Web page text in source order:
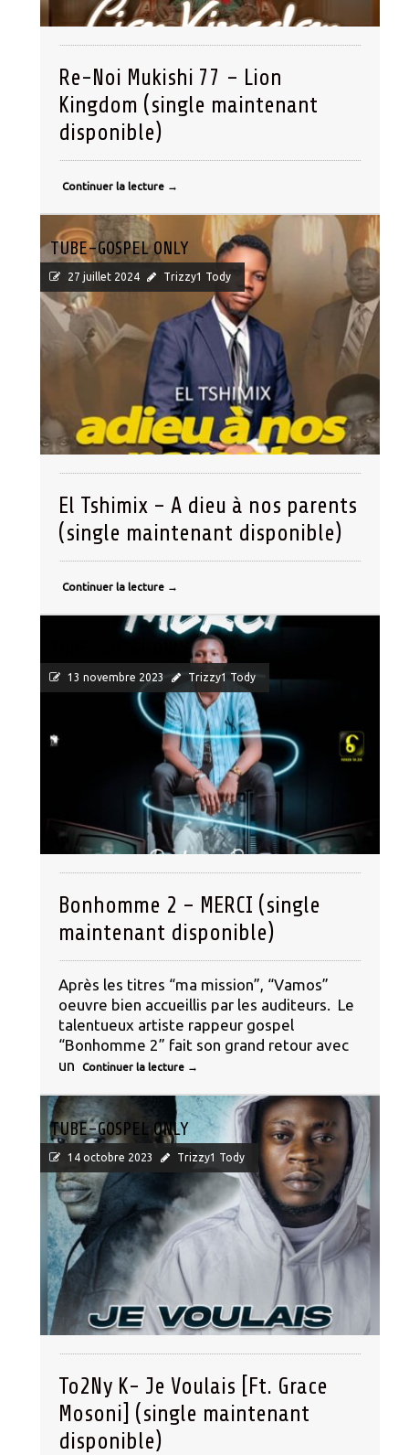
Re-Noi Mukishi 77 – Lion
Kingdom (single maintenant
disponible)
Continuer la lecture →
TUBE-GOSPEL ONLY
27 juillet 2024 Trizzy1 Tody
El Tshimix – A dieu à nos parents
(single maintenant disponible)
Continuer la lecture →
13 novembre 2023 Trizzy1 Tody
Bonhomme 2 – MERCI (single
maintenant disponible)
Après les titres “ma mission”, “Vamos”
oeuvre bien accueillis par les auditeurs. Le
talentueux artiste rappeur gospel
“Bonhomme 2” fait son grand retour avec
un
Continuer la lecture →
TUBE-GOSPEL ONLY
14 octobre 2023 Trizzy1 Tody
To2Ny K- Je Voulais [Ft. Grace
Mosoni] (single maintenant
disponible)